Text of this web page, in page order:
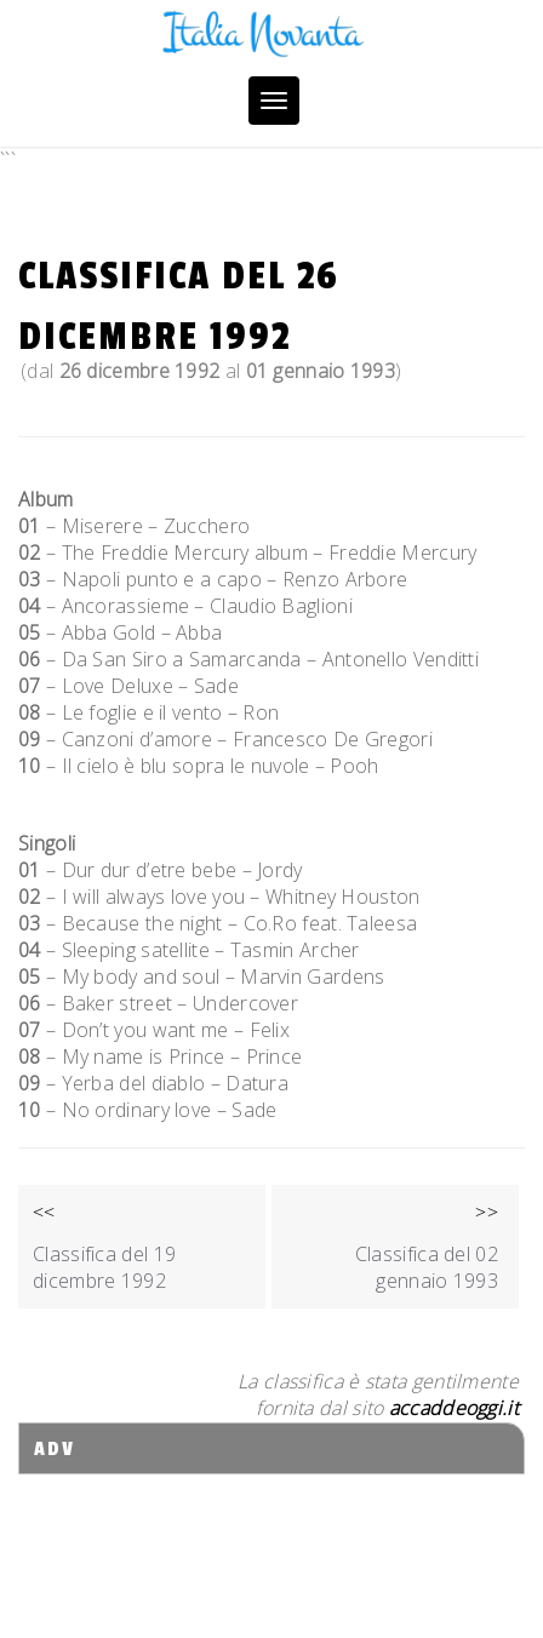
Toggle
navigation
```
CLASSIFICA DEL 26
DICEMBRE 1992
(dal 26 dicembre 1992 al 01 gennaio 1993)
Album
01 – Miserere – Zucchero
02 – The Freddie Mercury album – Freddie Mercury
03 – Napoli punto e a capo – Renzo Arbore
04– Ancorassieme – Claudio Baglioni
05 – Abba Gold – Abba
06 – Da San Siro a Samarcanda – Antonello Venditti
07 – Love Deluxe – Sade
08 – Le foglie e il vento – Ron
09 – Canzoni d’amore – Francesco De Gregori
10 – Il cielo è blu sopra le nuvole – Pooh
Singoli
01 – Dur dur d’etre bebe – Jordy
02 – I will always love you – Whitney Houston
03 – Because the night – Co.Ro feat. Taleesa
04– Sleeping satellite – Tasmin Archer
05 – My body and soul – Marvin Gardens
06 – Baker street – Undercover
07 – Don’t you want me – Felix
08 – My name is Prince – Prince
09 – Yerba del diablo – Datura
10 – No ordinary love – Sade
NAVIGAZIONE
ARTICOLI
<<
Classifica del 19
dicembre 1992
>>
Classifica del 02
gennaio 1993
La classifica è stata gentilmente
fornita dal sito accaddeoggi.it
ADV